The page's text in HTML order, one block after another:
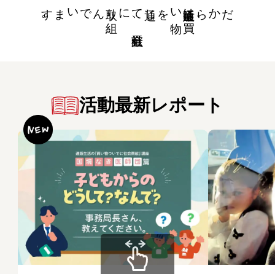
だから
、
通販生活は
買
い
物
を
通じて
、
社会貢献
に
取り
組
んでいます
。
活動最新レポート